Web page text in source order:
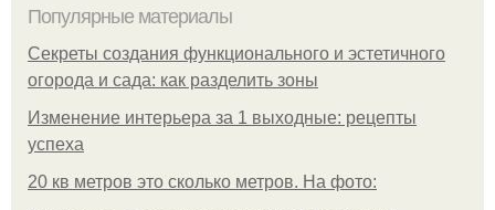
Популярные материалы
Секреты создания функционального и эстетичного
огорода и сада: как разделить зоны
Изменение интерьера за 1 выходные: рецепты
успеха
20 кв метров это сколько метров. На фото: